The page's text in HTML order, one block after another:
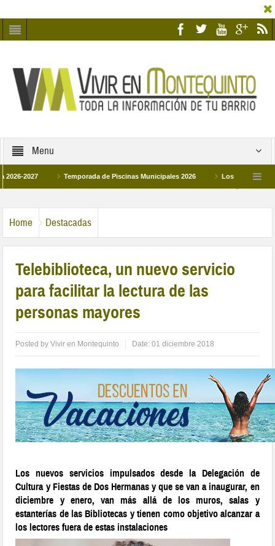
Menu
Temporada de Piscinas Municipales 2026 Los Campus de
Home Destacadas
Telebiblioteca, un nuevo servicio
para facilitar la lectura de las
personas mayores
Posted byVivir en Montequinto Date:01 diciembre 2018
Los nuevos servicios impulsados desde la Delegación de
Cultura y Fiestas de Dos Hermanas y que se van a inaugurar, en
diciembre y enero, van más allá de los muros, salas y
estanterías de las Bibliotecas y tienen como objetivo alcanzar a
los lectores fuera de estas instalaciones